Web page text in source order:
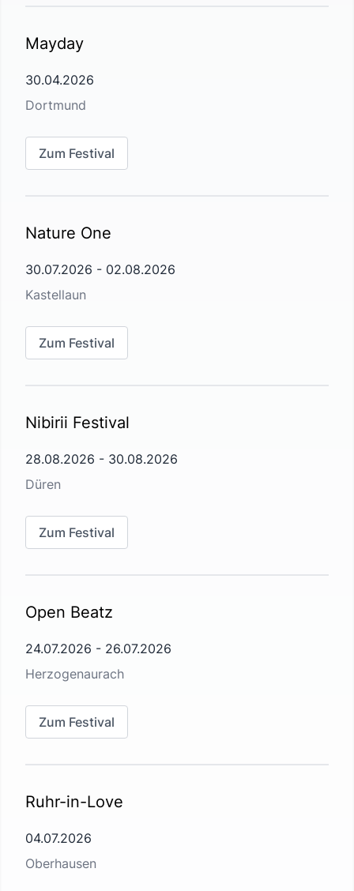
Mayday
30.04.2026
Dortmund
Zum Festival
Nature One
30.07.2026 - 02.08.2026
Kastellaun
Zum Festival
Nibirii Festival
28.08.2026 - 30.08.2026
Düren
Zum Festival
Open Beatz
24.07.2026 - 26.07.2026
Herzogenaurach
Zum Festival
Ruhr-in-Love
04.07.2026
Oberhausen